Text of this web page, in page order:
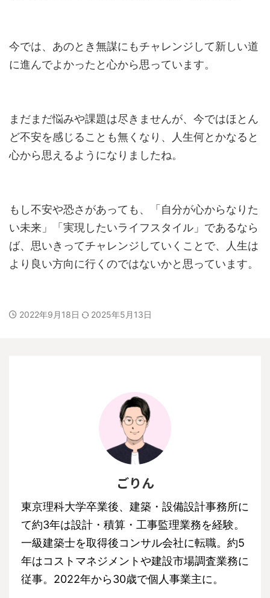
今では、あのとき無謀にもチャレンジして新しい道
に進んでよかったと心から思っています。
まだまだ悩みや課題は尽きませんが、今ではほとん
ど不安を感じることも無くなり、人生何とかなると
心から思えるようになりましたね。
もし不安や恐さがあっても、「自分が心からなりた
い未来」「実現したいライフスタイル」であるなら
ば、思いきってチャレンジしていくことで、人生は
より良い方向に行くのではないかと思っています。
2022年9月18日 2025年5月13日
ごりん
東京理科大学卒業後、建築・設備設計事務所に
て約3年は設計・積算・工事監理業務を経験。
一級建築士を取得後コンサル会社に転職。約5
年はコストマネジメントや建設市場調査業務に
従事。2022年から30歳で個人事業主に。